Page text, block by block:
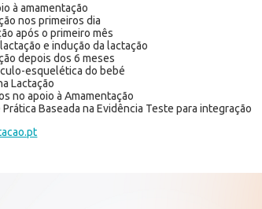
à amamentação
nos primeiros dia
após o primeiro mês
e indução da lactação
depois dos 6 meses
esquelética do bebé
Lactação
no apoio à Amamentação
Baseada na Evidência Teste para integração